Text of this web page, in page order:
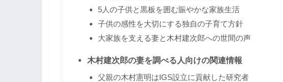
5人の子供と黒板を囲む賑やかな家族生活
子供の感性を大切にする独自の子育て方針
大家族を支える妻と木村建次郎への世間の声
木村建次郎の妻を調べる人向けの関連情報
父親の木村憲明はIGS設立に貢献した研究者